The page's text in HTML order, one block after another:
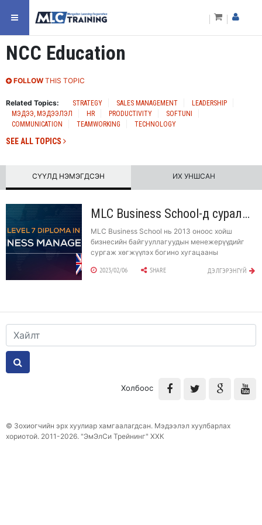
NCC Education
FOLLOW THIS TOPIC
Related Topics: STRATEGY SALES MANAGEMENT
LEADERSHIP
МЭДЭЭ, МЭДЭЭЛЭЛ
HR PRODUCTIVITY
SOFTUNI
COMMUNICATION
TEAMWORKING TECHNOLOGY
SEE ALL TOPICS
СҮҮЛД НЭМЭГДСЭН ИХ УНШСАН
MLC Business School-д суралцаад Английн МВА зэрэг хүртэх боломжтой боллоо
MLC Business School нь 2013 оноос хойш
бизнесийн байгууллагуудын менежерүүдийг
сургаж хөгжүүлэх богино хугацааны
Коллеж”, “Менежер Коллеж” зэрэг богино
2023/02/06 SHARE ДЭЛГЭРЭНГҮЙ
Холбоос
© Зохиогчийн эрх хуулиар хамгаалагдсан. Мэдээлэл хуулбарлах
хориотой. 2011-2026. "ЭмЭлСи Трейнинг" ХХК